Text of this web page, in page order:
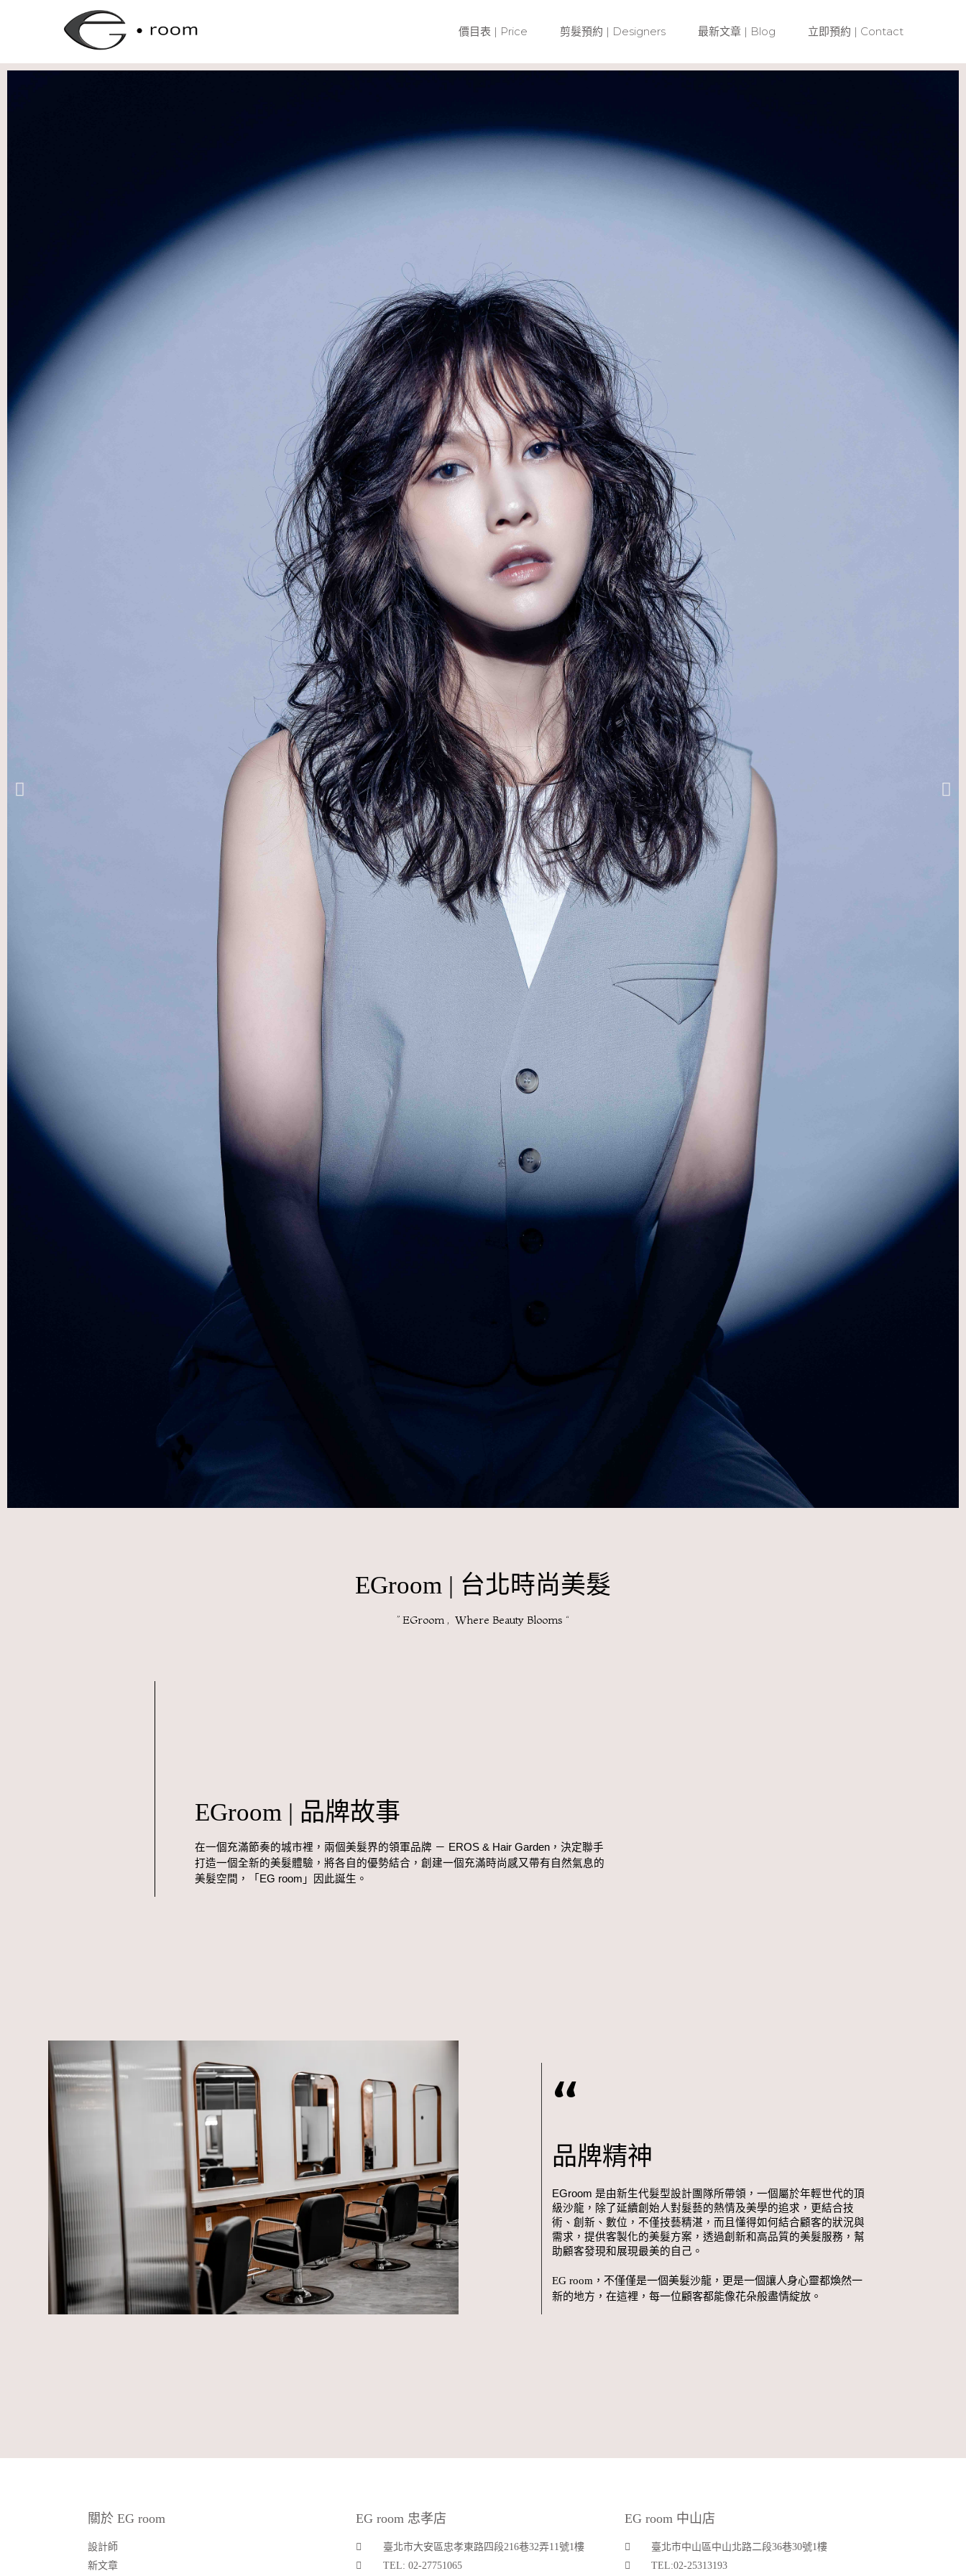
價目表 | Price 剪髮預約 | Designers 最新文章 | Blog 立即預約 | Contact
EGroom | 台北時尚美髮
” EGroom , Where Beauty Blooms “
EGroom | 品牌故事
在一個充滿節奏的城市裡，兩個美髮界的領軍品牌 － EROS & Hair Garden，決定聯手
打造一個全新的美髮體驗，將各自的優勢結合，創建一個充滿時尚感又帶有自然氣息的
美髮空間，「EG room」因此誕生。
“
品牌精神
EGroom 是由新生代髮型設計團隊所帶領，一個屬於年輕世代的頂
級沙龍，除了延續創始人對髮藝的熱情及美學的追求，更結合技
術、創新、數位，不僅技藝精湛，而且懂得如何結合顧客的狀況與
需求，提供客製化的美髮方案，透過創新和高品質的美髮服務，幫
助顧客發現和展現最美的自己。
EG room，不僅僅是一個美髮沙龍，更是一個讓人身心靈都煥然一
新的地方，在這裡，每一位顧客都能像花朵般盡情綻放。
關於 EG room
設計師
新文章
EG room 忠孝店
臺北市大安區忠孝東路四段216巷32弄11號1樓
TEL: 02-27751065
EG room 中山店
臺北市中山區中山北路二段36巷30號1樓
TEL:02-25313193